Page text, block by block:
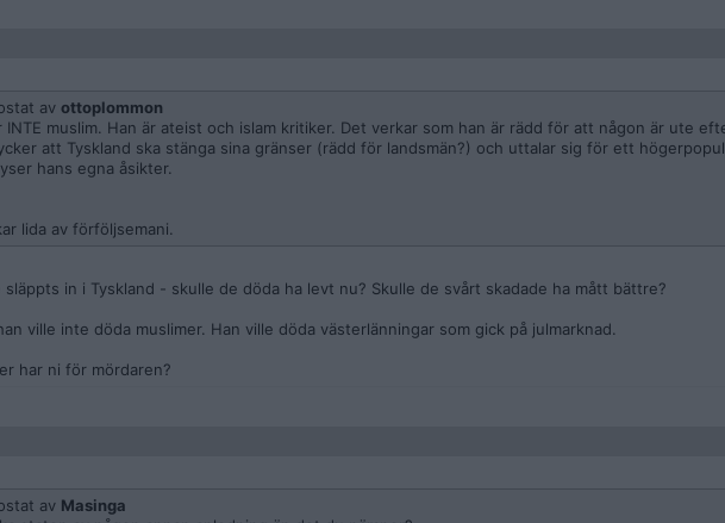
av ottoplommon
INTE muslim. Han är ateist och islam kritiker. Det verkar som han är rädd för att någon är ute
att Tyskland ska stänga sina gränser (rädd för landsmän?) och uttalar sig för ett
hans egna åsikter.
lida av förföljsemani.
släppts in i Tyskland - skulle de döda ha levt nu? Skulle de svårt skadade ha mått bättre?
ville inte döda muslimer. Han ville döda västerlänningar som gick på julmarknad.
har ni för mördaren?
av Masinga